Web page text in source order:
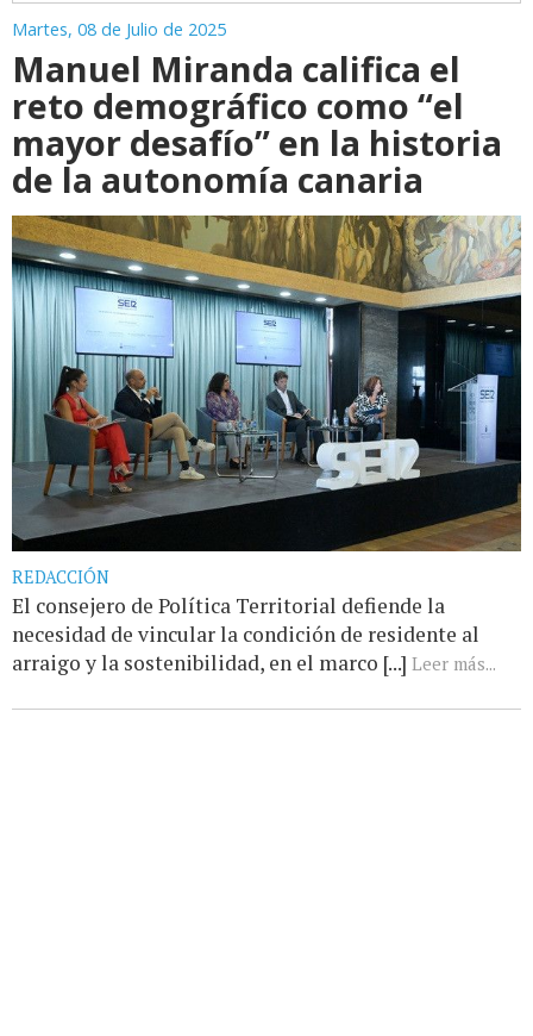
Martes, 08 de Julio de 2025
Manuel Miranda califica el
reto demográfico como “el
mayor desafío” en la historia
de la autonomía canaria
REDACCIÓN
El consejero de Política Territorial defiende la
necesidad de vincular la condición de residente al
arraigo y la sostenibilidad, en el marco [...] Leer más...